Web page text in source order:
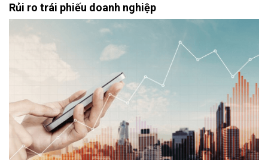
Rủi ro trái phiếu doanh nghiệp